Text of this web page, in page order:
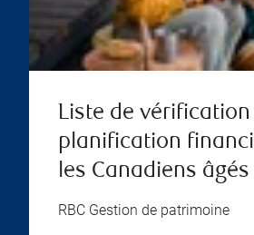
Liste de vérification
planification
les Canadiens âgés
RBC Gestion de patrimoine